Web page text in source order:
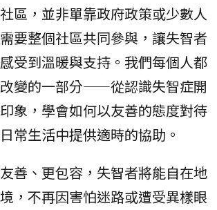
區，並非單靠政府政策或少數人
要整個社區共同參與，讓失智者
受到溫暖與支持。我們每個人都
變的一部分——從認識失智症開
象，學會如何以友善的態度對待
常生活中提供適時的協助。
善、更包容，失智者將能自在地
，不再因害怕迷路或遭受異樣眼